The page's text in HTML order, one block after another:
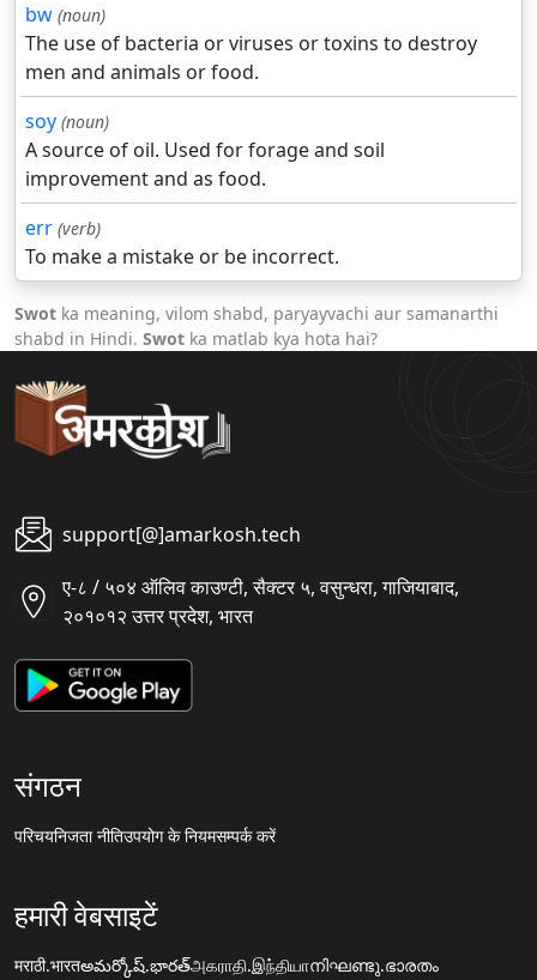
bw (noun)
The use of bacteria or viruses or toxins to destroy
men and animals or food.
soy (noun)
A source of oil. Used for forage and soil
improvement and as food.
err (verb)
To make a mistake or be incorrect.
Swot ka meaning, vilom shabd, paryayvachi aur samanarthi
shabd in Hindi. Swot ka matlab kya hota hai?
support[@]amarkosh.tech
ए-८ / ५०४ ऑलिव काउण्टी, सैक्टर ५, वसुन्धरा, गाजियाबाद,
२०१०१२ उत्तर प्रदेश, भारत
संगठन
परिचयनिजता नीतिउपयोग के नियमसम्पर्क करें
हमारी वेबसाइटें
मराठी.भारतఅమర్కోష్.భారత్அகராதி.இந்தியாനിഘണ്ടു.ഭാരതം